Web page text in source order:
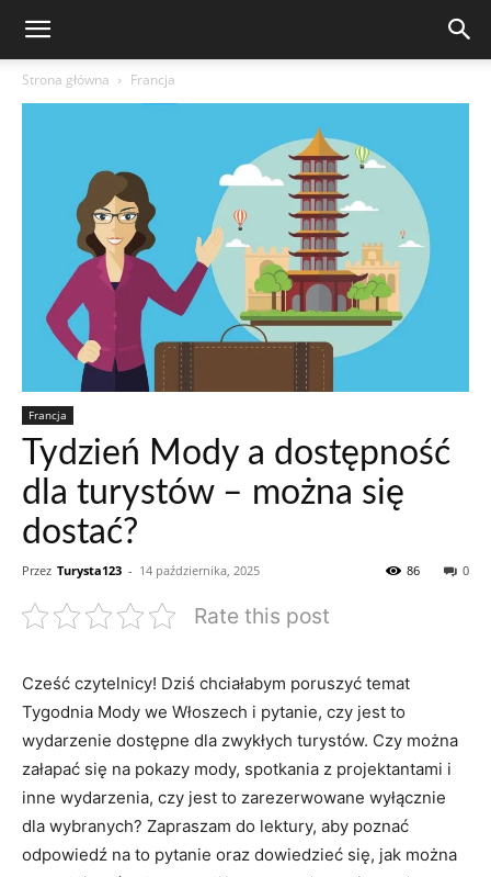
Strona główna Francja
Francja
Tydzień Mody a dostępność
dla turystów – można się
dostać?
Przez Turysta123 - 14 października, 2025 0
86
Rate this post
Cześć czytelnicy! Dziś ⁣chciałabym poruszyć temat
Tygodnia Mody we Włoszech i pytanie, czy jest to
wydarzenie dostępne dla zwykłych turystów. ‍Czy można
załapać się na pokazy mody, spotkania z projektantami i
‍inne wydarzenia, czy jest to zarezerwowane wyłącznie
dla wybranych? Zapraszam do lektury, ​aby poznać
⁤odpowiedź na to pytanie oraz dowiedzieć się, jak można